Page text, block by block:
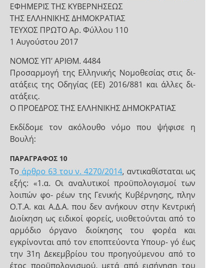
ΕΦΗΜΕΡΙΣ ΤΗΣ ΚΥΒΕΡΝΗΣΕΩΣ
ΤΗΣ ΕΛΛΗΝΙΚΗΣ ΔΗΜΟΚΡΑΤΙΑΣ
ΤΕΥΧΟΣ ΠΡΩΤΟ Αρ. Φύλλου 110
1 Αυγούστου 2017
NOMOΣ ΥΠ’ ΑΡΙΘΜ. 4484
Προσαρμογή της Ελληνικής Νομοθεσίας στις δι-
ατάξεις της Οδηγίας (ΕΕ) 2016/881 και άλλες δι-
ατάξεις.
Ο ΠΡΟΕΔΡΟΣ ΤΗΣ ΕΛΛΗΝΙΚΗΣ ΔΗΜΟΚΡΑΤΙΑΣ
Εκδίδομε τον ακόλουθο νόμο που ψήφισε η
Βουλή:
ΠΑΡΑΓΡΑΦΟΣ 10
Το άρθρο 63 του ν. 4270/2014, αντικαθίσταται ως
εξής: «1.α. Οι αναλυτικοί προϋπολογισμοί των
λοιπών φο- ρέων της Γενικής Κυβέρνησης, πλην
Ο.Τ.Α. και Α.Δ.Α. που δεν ανήκουν στην Κεντρική
Διοίκηση ως ειδικοί φορείς, υιοθετούνται από το
αρμόδιο όργανο διοίκησης του φορέα και
εγκρίνονται από τον εποπτεύοντα Υπουρ- γό έως
την 31η Δεκεμβρίου του προηγούμενου από το
έτος προϋπολογισμού, μετά από εισήγηση του